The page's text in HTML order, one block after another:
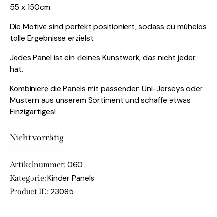
55 x 150cm
Die Motive sind perfekt positioniert, sodass du mühelos
tolle Ergebnisse erzielst.
Jedes Panel ist ein kleines Kunstwerk, das nicht jeder
hat.
Kombiniere die Panels mit passenden Uni-Jerseys oder
Mustern aus unserem Sortiment und schaffe etwas
Einzigartiges!
Nicht vorrätig
Artikelnummer: 060
Kategorie: Kinder Panels
Product ID: 23085